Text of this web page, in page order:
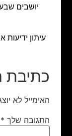
עיתון
כתיבת
האימייל לא
התגובה שלך *